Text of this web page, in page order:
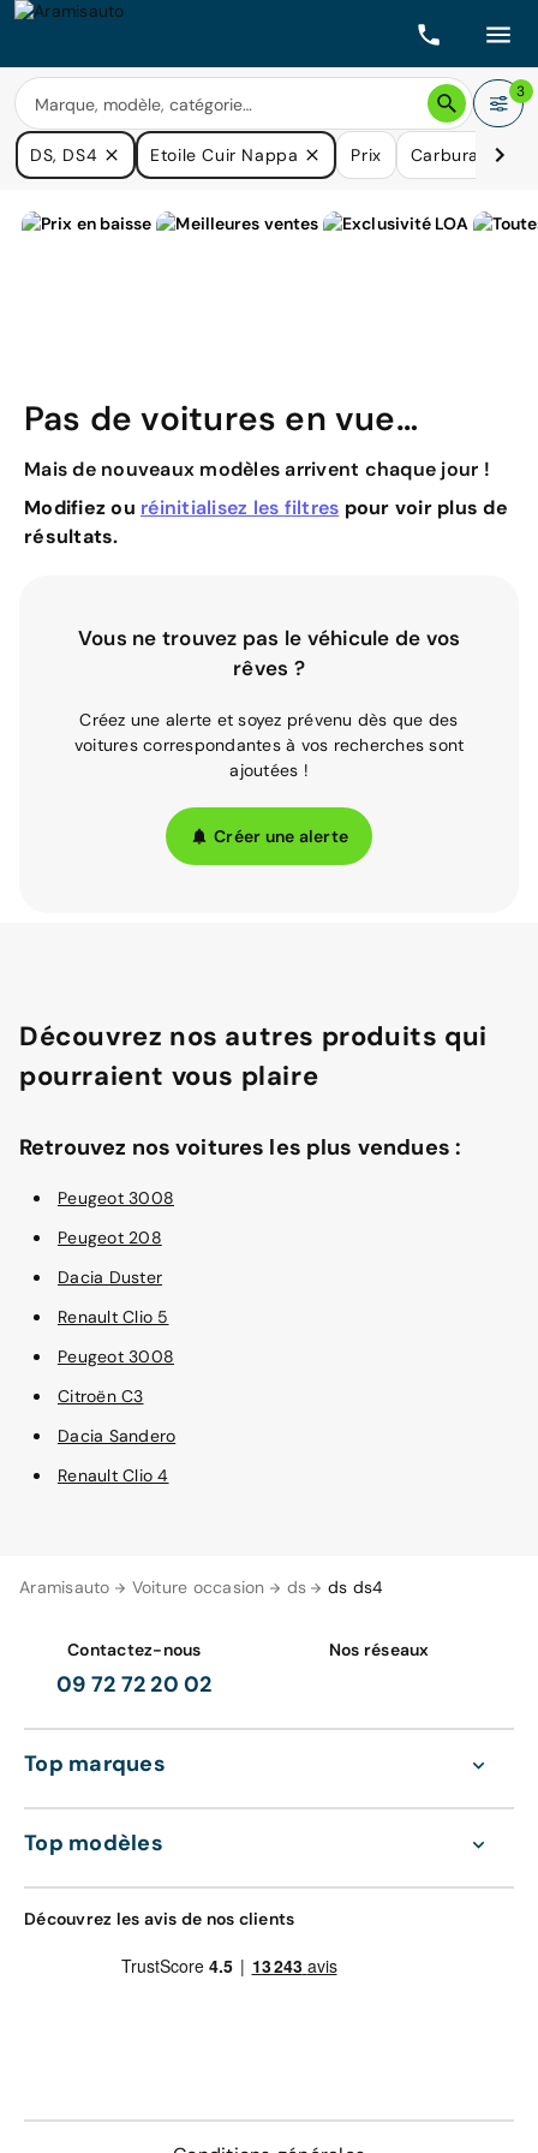
Aramisauto Voiture occasion ds ds ds4
3
DS, DS4 Etoile Cuir Nappa Prix Carburants
Pas de voitures en vue…
Mais de nouveaux modèles arrivent chaque jour !
Modifiez ou réinitialisez les filtres pour voir plus de
résultats.
Vous ne trouvez pas le véhicule de vos
rêves ?
Créez une alerte et soyez prévenu dès que des
voitures correspondantes à vos recherches sont
ajoutées !
Créer une alerte
Découvrez nos autres produits qui
pourraient vous plaire
Retrouvez nos voitures les plus vendues :
Peugeot 3008
Peugeot 208
Dacia Duster
Renault Clio 5
Peugeot 3008
Citroën C3
Dacia Sandero
Renault Clio 4
Contactez-nous
09 72 72 20 02
Nos réseaux
Top marques
Top modèles
Découvrez les avis de nos clients